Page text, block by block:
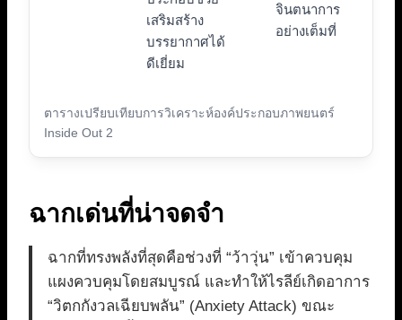
ตารางเปรียบเทียบการวิเคราะห์องค์ประกอบภาพยนตร์
Inside Out 2
เสริมสร้าง
บรรยากาศได้
ดีเยี่ยม
จินตนาการ
อย่างเต็มที่
ฉากเด่นที่น่าจดจำ
ฉากที่ทรงพลังที่สุดคือช่วงที่ “ว้าวุ่น” เข้าควบคุม
แผงควบคุมโดยสมบูรณ์ และทำให้ไรลีย์เกิดอาการ
“วิตกกังวลเฉียบพลัน” (Anxiety Attack) ขณะ